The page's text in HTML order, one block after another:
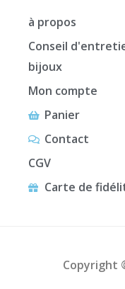
à propos
Conseil
bijoux
Mon compte
Panier
Contact
CGV
Carte de
Copyright